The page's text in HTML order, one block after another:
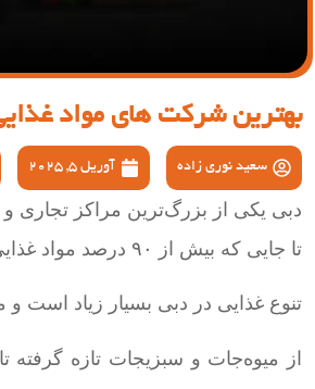
بهترین شرکت های مواد
سعید نوری زاده آوریل 5, 2025
دبی یکی از بزرگ‌ترین مراکز تجاری
تا جایی که بیش از ۹۰ درصد مواد غذایی مصرفی خود را از سایر کشورها وارد می‌کند.
تنوع غذایی در دبی بسیار زیاد
از میوه‌جات و سبزیجات تازه